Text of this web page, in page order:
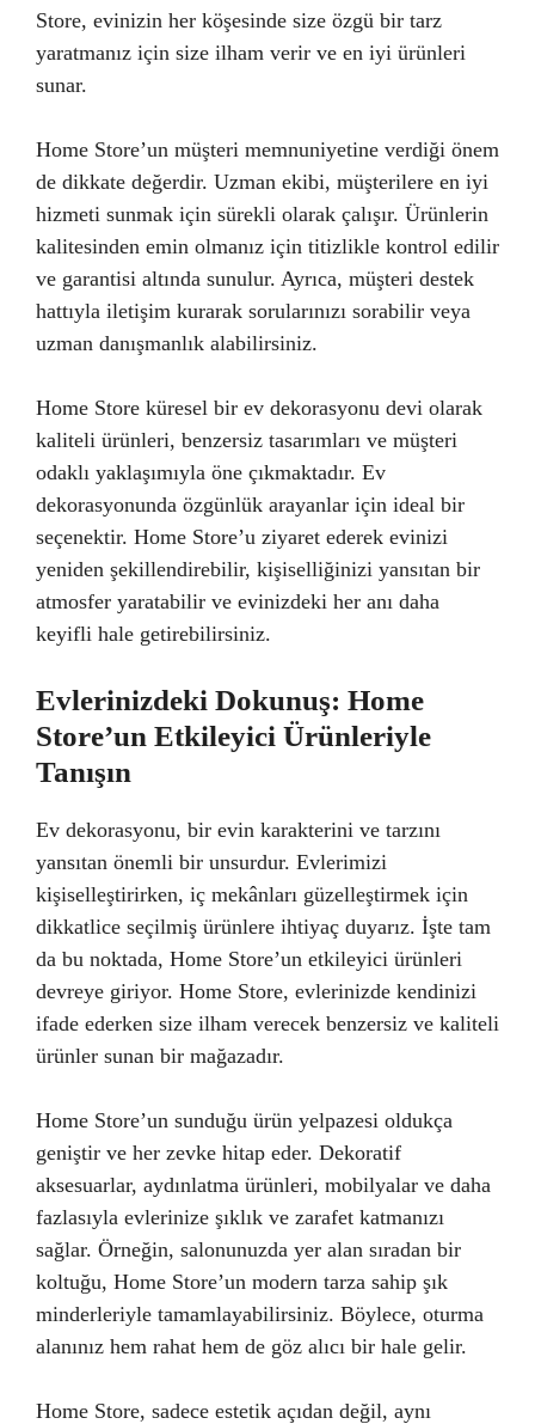
Store, evinizin her köşesinde size özgü bir tarz
yaratmanız için size ilham verir ve en iyi ürünleri
sunar.
Home Store’un müşteri memnuniyetine verdiği önem
de dikkate değerdir. Uzman ekibi, müşterilere en iyi
hizmeti sunmak için sürekli olarak çalışır. Ürünlerin
kalitesinden emin olmanız için titizlikle kontrol edilir
ve garantisi altında sunulur. Ayrıca, müşteri destek
hattıyla iletişim kurarak sorularınızı sorabilir veya
uzman danışmanlık alabilirsiniz.
Home Store küresel bir ev dekorasyonu devi olarak
kaliteli ürünleri, benzersiz tasarımları ve müşteri
odaklı yaklaşımıyla öne çıkmaktadır. Ev
dekorasyonunda özgünlük arayanlar için ideal bir
seçenektir. Home Store’u ziyaret ederek evinizi
yeniden şekillendirebilir, kişiselliğinizi yansıtan bir
atmosfer yaratabilir ve evinizdeki her anı daha
keyifli hale getirebilirsiniz.
Evlerinizdeki Dokunuş: Home
Store’un Etkileyici Ürünleriyle
Tanışın
Ev dekorasyonu, bir evin karakterini ve tarzını
yansıtan önemli bir unsurdur. Evlerimizi
kişiselleştirirken, iç mekânları güzelleştirmek için
dikkatlice seçilmiş ürünlere ihtiyaç duyarız. İşte tam
da bu noktada, Home Store’un etkileyici ürünleri
devreye giriyor. Home Store, evlerinizde kendinizi
ifade ederken size ilham verecek benzersiz ve kaliteli
ürünler sunan bir mağazadır.
Home Store’un sunduğu ürün yelpazesi oldukça
geniştir ve her zevke hitap eder. Dekoratif
aksesuarlar, aydınlatma ürünleri, mobilyalar ve daha
fazlasıyla evlerinize şıklık ve zarafet katmanızı
sağlar. Örneğin, salonunuzda yer alan sıradan bir
koltuğu, Home Store’un modern tarza sahip şık
minderleriyle tamamlayabilirsiniz. Böylece, oturma
alanınız hem rahat hem de göz alıcı bir hale gelir.
Home Store, sadece estetik açıdan değil, aynı